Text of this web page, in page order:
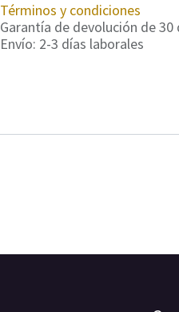
Términos y condiciones
Garantía de devolución de 30
Envío: 2-3 días laborales